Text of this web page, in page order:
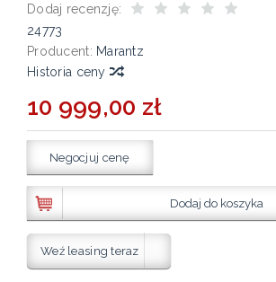
Dodaj recenzję:
24773
Producent: Marantz
Historia ceny
10 999,00 zł
Negocjuj cenę
Dodaj do koszyka
Weź leasing teraz